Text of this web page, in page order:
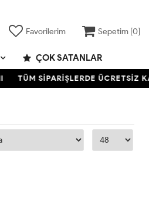
Favorilerim Sepetim [0]
ÇOK SATANLAR
TÜM SİPARİŞLERDE ÜCRETSİZ